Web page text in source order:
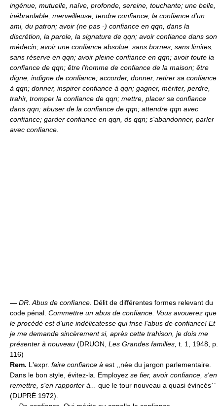
ingénue, mutuelle, naïve, profonde, sereine, touchante; une belle,
inébranlable, merveilleuse, tendre confiance; la confiance d'un
ami, du patron; avoir (ne pas -) confiance en qqn, dans la
discrétion, la parole, la signature de qqn; avoir confiance dans son
médecin; avoir une confiance absolue, sans bornes, sans limites,
sans réserve en qqn; avoir pleine confiance en qqn; avoir toute la
confiance de qqn; être l'homme de confiance de la maison; être
digne, indigne de confiance; accorder, donner, retirer sa confiance
à qqn; donner, inspirer confiance à qqn; gagner, mériter, perdre,
trahir, tromper la confiance de qqn; mettre, placer sa confiance
dans qqn; abuser de la confiance de qqn; attendre qqn avec
confiance; garder confiance en qqn, ds qqn; s'abandonner, parler
avec confiance.
— DR.Abus de confiance. Délit de différentes formes relevant du
code pénal. Commettre un abus de confiance. Vous avouerez que
le procédé est d'une indélicatesse qui frise l'abus de confiance! Et
je me demande sincèrement si, après cette trahison, je dois me
présenter à nouveau (DRUON, Les Grandes familles, t. 1, 1948, p.
116)
Rem. L'expr. faire confiance à est ,,née du jargon parlementaire.
Dans le bon style, évitez-la. Employez se fier, avoir confiance, s'en
remettre, s'en rapporter à... que le tour nouveau a quasi évincés``
(DUPRÉ 1972).